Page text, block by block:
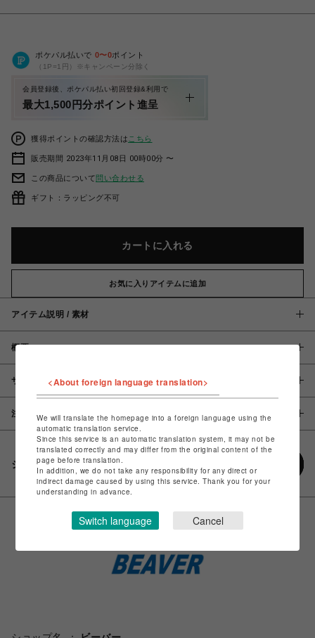
ポケパル払いで 0〜0ポイント
（1P=1円）※キャンペーン分除く
会員登録後、ポケパル払い初回登録&利用で
最大1,500円分ポイント進呈
獲得ポイントの確認方法は こちら
販売期間 2023年11月08日 00時00分 〜
この商品について問い合わせる
ギフト：ラッピング不可
カートに入れる
お気に入りアイテムに追加
アイテム説明 / 素材
概要
サイズ
注意事項
シェアする
<About foreign language translation>
We will translate the homepage into a foreign language using the
automatic translation service.
Since this service is an automatic translation system, it may not be
translated correctly and may differ from the original content of the
page before translation.
In addition, we do not take any responsibility for any direct or
indirect damage caused by using this service. Thank you for your
understanding in advance.
Switch language Cancel